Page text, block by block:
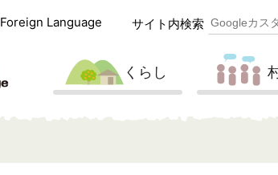
Foreign Language サイト内検索
くらし